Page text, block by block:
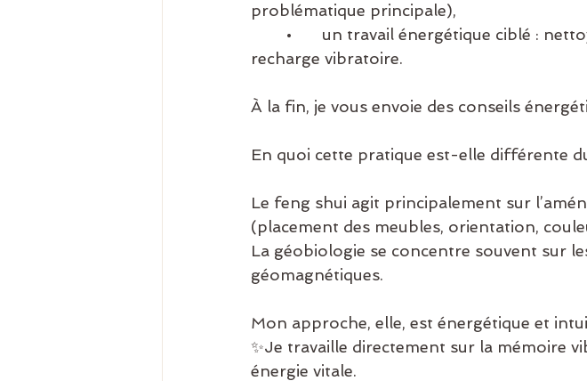
problématique principale),
recharge vibratoire.
À la fin, je vous envoie des conseils
En quoi cette pratique est-elle différente
Le feng shui agit principalement sur
(placement des meubles, orientation,
La géobiologie se concentre souvent sur
géomagnétiques.
Mon approche, elle, est énergétique et
✨Je travaille directement sur la mémoire
énergie vitale.